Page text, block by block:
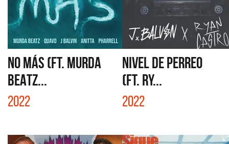
NO MÁS (FT. MURDA
BEATZ...
2022
NIVEL DE PERREO
(FT. RY...
2022